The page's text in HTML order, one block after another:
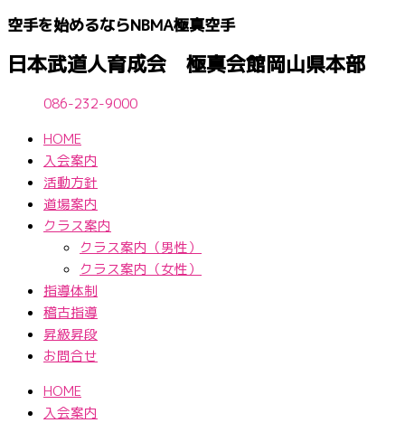
容
を
ス
空手を始めるならNBМA極真空手
日本武道人育成会 極真会館岡山県本部
086-232-9000
HOME
入会案内
活動方針
道場案内
クラス案内
クラス案内（男性）
クラス案内（女性）
指導体制
稽古指導
昇級昇段
お問合せ
HOME
入会案内